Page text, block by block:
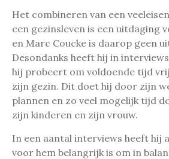
Het combineren van een
een gezinsleven is een uitdaging
en Marc Coucke is daarop geen
Desondanks heeft hij in
hij probeert om voldoende tijd
zijn gezin. Dit doet hij door zijn
plannen en zo veel mogelijk tijd
zijn kinderen en zijn vrouw.
In een aantal interviews heeft hij
voor hem belangrijk is om in